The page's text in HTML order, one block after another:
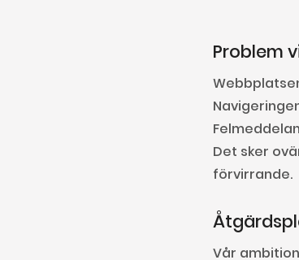
Problem
Det sker
förvirrande.
Vår